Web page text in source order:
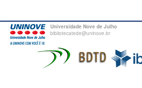
Universidade Nove de Julho
bibliotecatede@uninove.br